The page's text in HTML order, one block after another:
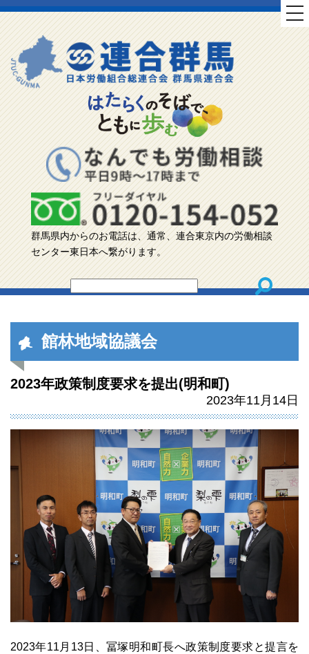
群馬県内からのお電話は、通常、連合東京内の労働相談
センター東日本へ繋がります。
館林地域協議会
2023年政策制度要求を提出(明和町)
2023年11月14日
2023年11月13日、冨塚明和町長へ政策制度要求と提言を